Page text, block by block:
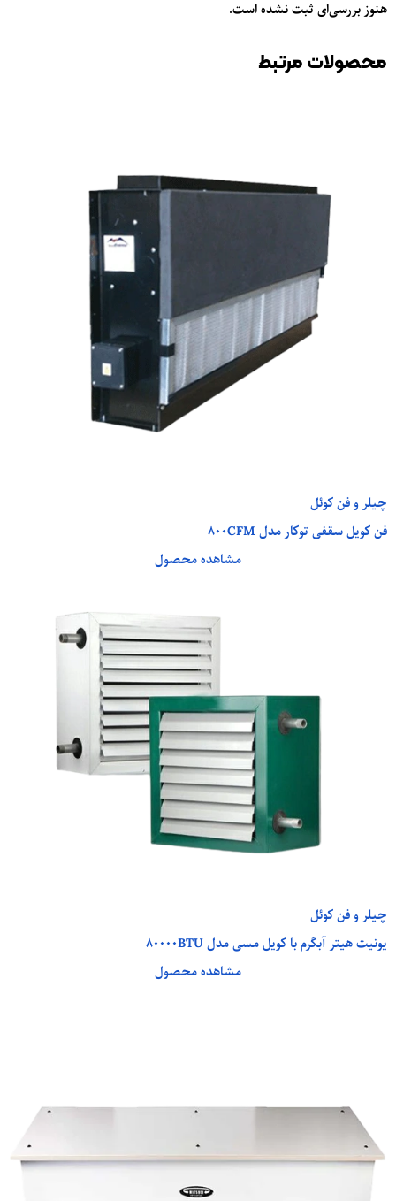
هنوز بررسی‌ای ثبت نشده است.
محصولات مرتبط
چیلر و فن کوئل
فن کویل سقفی توکار مدل 800CFM
مشاهده محصول
چیلر و فن کوئل
یونیت هیتر آبگرم با کویل مسی مدل 80000BTU
مشاهده محصول